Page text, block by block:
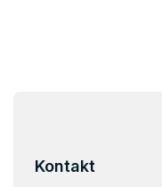
Kontakt